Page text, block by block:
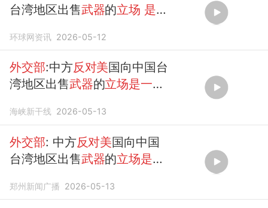
台湾地区出售武器的立场 是一
环球网资讯 2026-05-12
外交部:中方反对美国向中国台
湾地区出售武器的立场是一贯
海峡新干线 2026-05-13
外交部: 中方反对美国向中国
台湾地区出售武器的立场是一
郑州新闻广播 2026-05-13